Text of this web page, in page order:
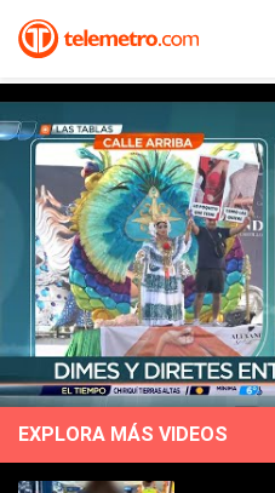
EXPLORA MÁS VIDEOS